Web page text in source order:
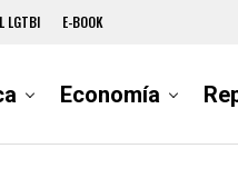
LGTBI E-BOOK
Economía